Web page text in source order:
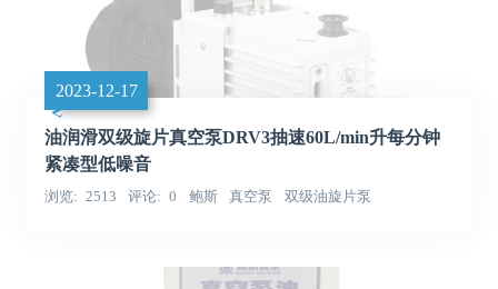
2023-12-17
油润滑双级旋片真空泵DRV3抽速60L/min升每分钟
紧凑型低噪音
浏览 2513 评论 0 鲍斯 真空泵 双级油旋片泵